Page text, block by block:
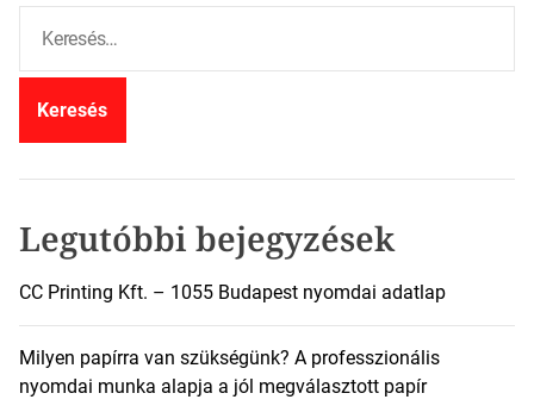
r
Legutóbbi bejegyzések
CC Printing Kft. – 1055 Budapest nyomdai adatlap
Milyen papírra van szükségünk? A professzionális
nyomdai munka alapja a jól megválasztott papír